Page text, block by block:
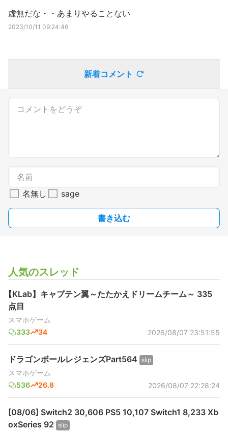
虚無だな・・あまりやることない
2023/10/11 09:24:46
新着コメント
名無し sage
書き込む
人気のスレッド
【KLab】キャプテン翼～たたかえドリームチーム～ 335
点目
スマホゲーム
333
34 2026/08/07 23:51:55
ドラゴンボールレジェンズPart564 slip
スマホゲーム
536
26.8 2026/08/07 22:28:24
[08/06] Switch2 30,606 PS5 10,107 Switch1 8,233 Xb
oxSeries 92
slip